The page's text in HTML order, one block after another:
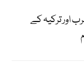
اور ترکیہ کے